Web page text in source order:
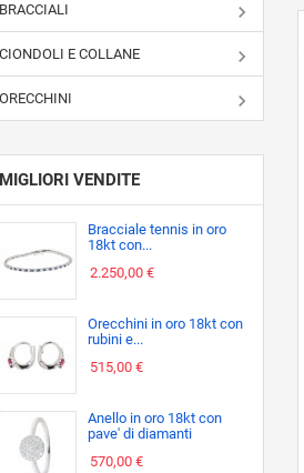
BRACCIALI
CIONDOLI E COLLANE
ORECCHINI
MIGLIORI VENDITE
Bracciale tennis in oro
18kt con...
2.250,00 €
Orecchini in oro 18kt con
rubini e...
515,00 €
Anello in oro 18kt con
pave' di diamanti
570,00 €